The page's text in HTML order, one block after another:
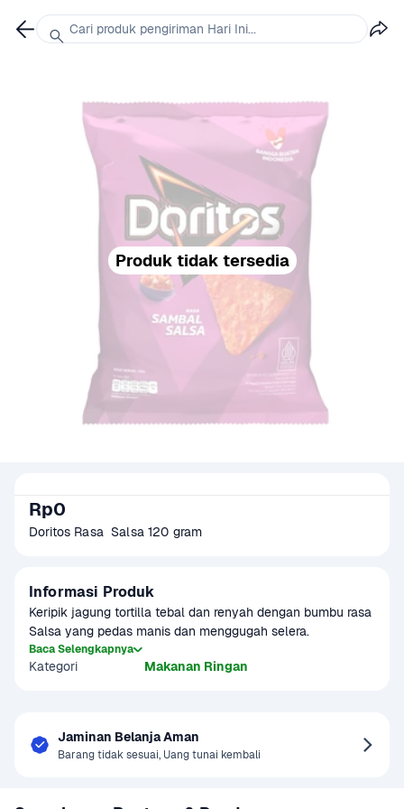
Produk tidak tersedia
Rp0
Doritos Rasa  Salsa 120 gram
Informasi Produk
Keripik jagung tortilla tebal dan renyah dengan bumbu rasa
Salsa yang pedas manis dan menggugah selera.
Baca Selengkapnya
Kategori Makanan Ringan
Jaminan Belanja Aman
Barang tidak sesuai, Uang tunai kembali
Cari produk pengiriman Hari Ini...